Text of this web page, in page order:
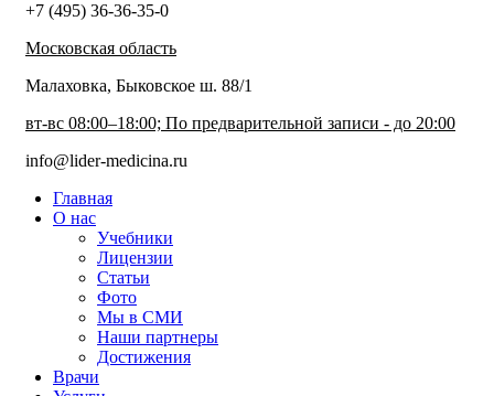
+7 (495) 36-36-35-0
Московская область
Малаховка, Быковское ш. 88/1
вт-вс 08:00–18:00; По предварительной записи - до 20:00
info@lider-medicina.ru
Главная
О нас
Учебники
Лицензии
Статьи
Фото
Мы в СМИ
Наши партнеры
Достижения
Врачи